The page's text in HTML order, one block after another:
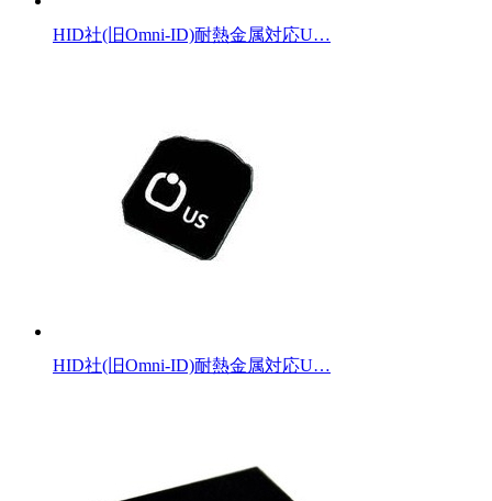
HID社(旧Omni-ID)耐熱金属対応U…
HID社(旧Omni-ID)耐熱金属対応U…